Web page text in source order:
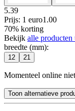
5.39
Prijs: 1 euro1 .00
70% korting
Bekijk alle producten
breedte (mm):
12 21
Momenteel online
Toon alternatieve